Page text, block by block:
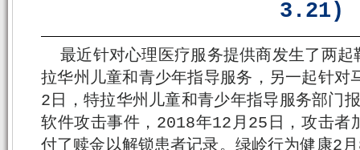
3.21)
最近针对心理医疗服务提供商发生了两
拉华州儿童和青少年指导服务，另一起针对
2日，特拉华州儿童和青少年指导服务部门
软件攻击事件，2018年12月25日，攻击者
付了赎金以解锁患者记录。绿岭行为健康2